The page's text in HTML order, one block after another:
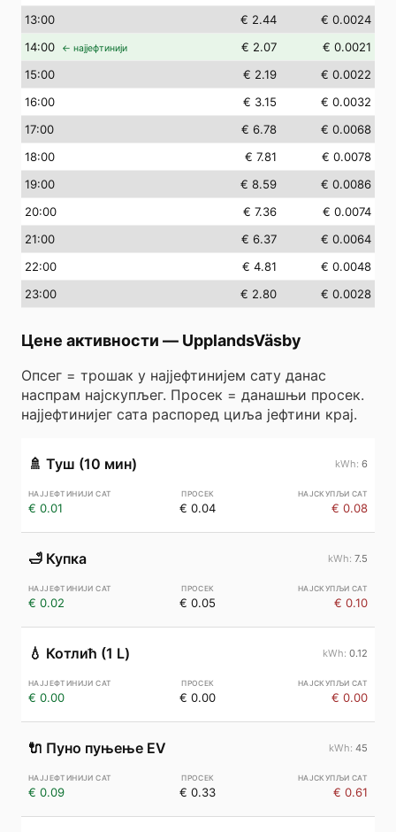
13:00 € 2.44
€ 0.0024
14:00 ← најјефтинији € 2.07
€ 0.0021
15:00 € 2.19
€ 0.0022
16:00 € 3.15
€ 0.0032
17:00 € 6.78
€ 0.0068
18:00 € 7.81
€ 0.0078
19:00 € 8.59
€ 0.0086
20:00 € 7.36
€ 0.0074
21:00 € 6.37
€ 0.0064
22:00 € 4.81
€ 0.0048
23:00 € 2.80 € 0.0028
Цене активности — UpplandsVäsby
Опсег = трошак у најјефтинијем сату данас
наспрам најскупљег. Просек = данашњи просек.
најјефтинијег сата распоред циља јефтини крај.
🚿 Туш (10 мин) 6
€ 0.01 € 0.04 € 0.08
🛁 Купка 7.5
€ 0.02 € 0.05 € 0.10
💧 Котлић (1 L) 0.12
€ 0.00 € 0.00 € 0.00
🔌 Пуно пуњење EV 45
€ 0.09 € 0.33 € 0.61